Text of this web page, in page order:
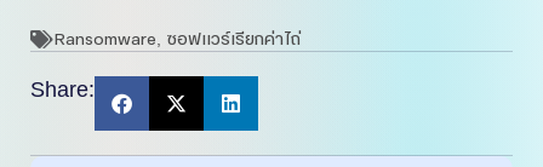
Ransomware ซอฟแวร์เรียกค่าไถ่
Share: